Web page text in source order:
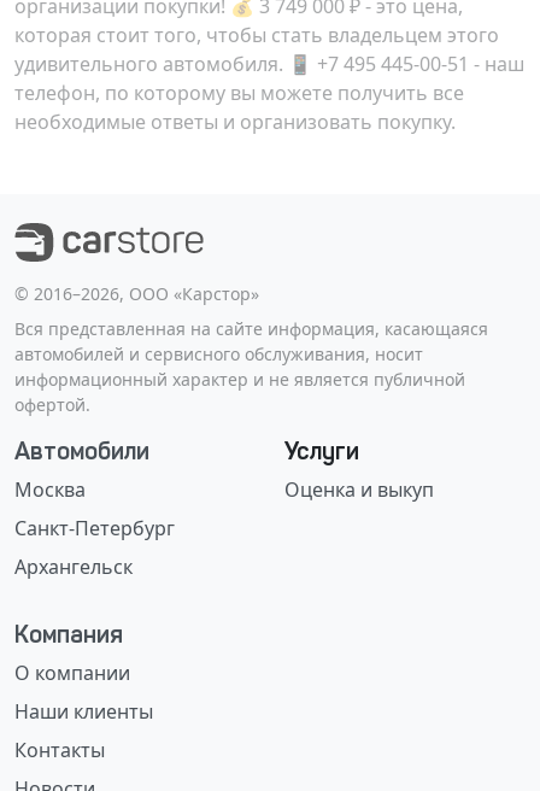
организации покупки! 💰 3 749 000 ₽- это цена,
которая стоит того, чтобы стать владельцем этого
удивительного автомобиля. 📱 +7 495 445-00-51 - наш
телефон, по которому вы можете получить все
необходимые ответы и организовать покупку.
©️ 2016–2026, ООО «Карстор»
Вся представленная на сайте информация, касающаяся
автомобилей и сервисного обслуживания, носит
информационный характер и не является публичной
офертой.
Автомобили
Москва
Санкт-Петербург
Архангельск
Услуги
Оценка и выкуп
Компания
О компании
Наши клиенты
Контакты